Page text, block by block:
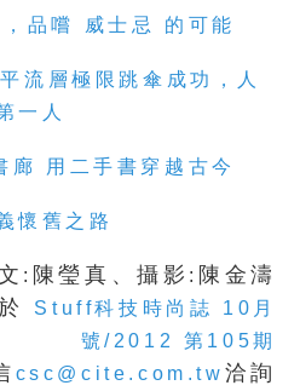
品嚐 威士忌 的可能
層極限跳傘成功，人
一人
廊 用二手書穿越古今
懷舊之路
: 陳瑩真、攝影 : 陳金濤
Stuff科技時尚誌 10月
號/2012 第105期
csc@cite.com.tw 洽詢